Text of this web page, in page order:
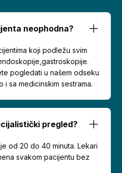
neophodna?
koji podležu svim
pogledati u našem odseku
i sa medicinskim sestrama.
pregled?
od 20 do 40 minuta. Lekari
svakom pacijentu bez